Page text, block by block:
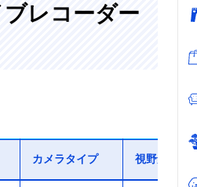
レコーダー
カメラタイプ 視野角